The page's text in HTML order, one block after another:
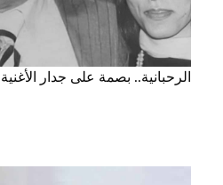
الرحبانية.. بصمة على جدار الأغنية